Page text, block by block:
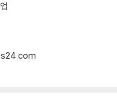
몰락
다. 진정으로 용병의 도를 터
의 생사 운명을 결정하고 국
나서 이기려는 것은 도박이
것은 전략이다. 오늘날의 경
다. 성급한 성공은 쉽게 무너
않는다. 오히려 불필요한 싸
승자다. 『손자병법』은 단순